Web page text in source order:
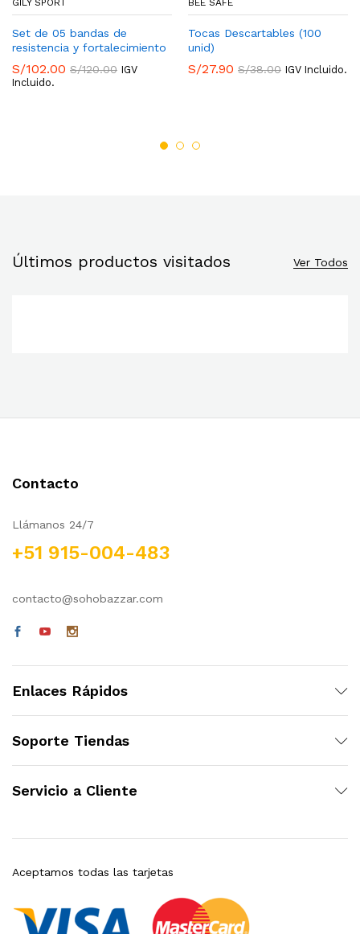
GILY SPORT
Set de 05 bandas de
resistencia y fortalecimiento
S/102.00 S/120.00 IGV
Incluido.
BEE SAFE
Tocas Descartables (100
unid)
S/27.90 S/38.00 IGV Incluido.
Últimos productos visitados Ver Todos
Contacto
Llámanos 24/7
+51 915-004-483
contacto@sohobazzar.com
Enlaces Rápidos
Soporte Tiendas
Servicio a Cliente
Aceptamos todas las tarjetas